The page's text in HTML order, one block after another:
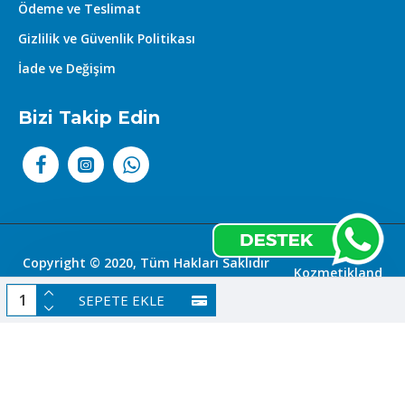
SEPETE EKLE
Ödeme ve Teslimat
Gizlilik ve Güvenlik Politikası
İade ve Değişim
Bizi Takip Edin
Copyright © 2020, Tüm Hakları Saklıdır
|
Kozmetikland